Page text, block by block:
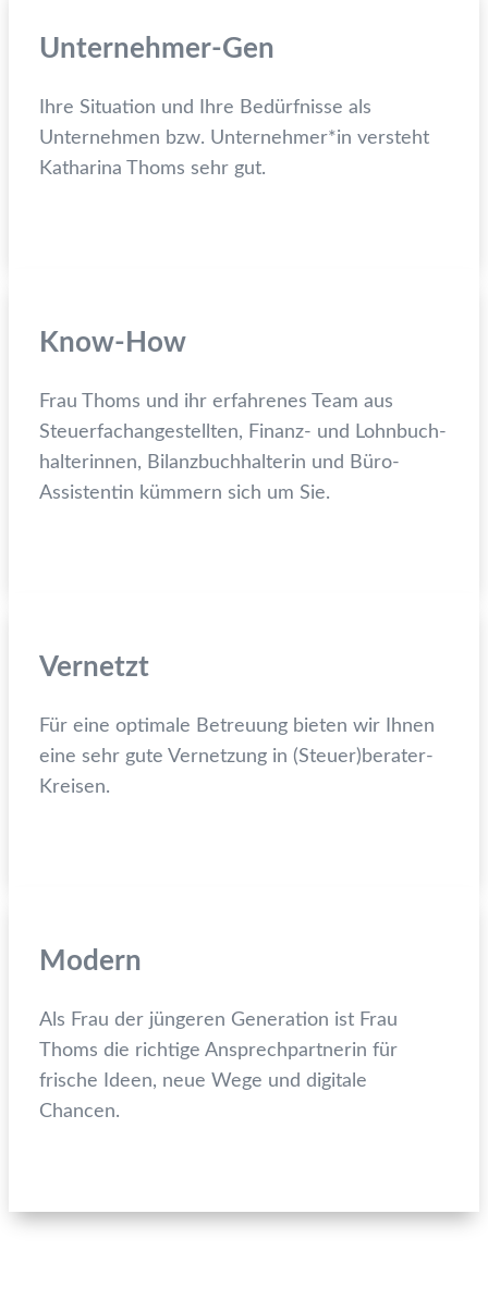
Unternehmer-Gen
Ihre Situation und Ihre Bedürfnisse als
Unternehmen bzw. Unternehmer*in versteht
Katharina Thoms sehr gut.
Know-How
Frau Thoms und ihr erfahrenes Team aus
Steuer­fachangestellten, Finanz- und Lohnbuch­
halterinnen, Bilanz­buchhalterin und Büro-
Assistentin kümmern sich um Sie.
Vernetzt
Für eine optimale Betreuung bieten wir Ihnen
eine sehr gute Vernetzung in (Steuer)berater-
Kreisen.
Modern
Als Frau der jüngeren Generation ist Frau
Thoms die richtige Ansprechpartnerin für
frische Ideen, neue Wege und digitale
Chancen.